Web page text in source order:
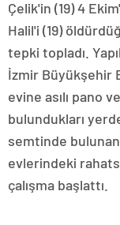
Çelik'in (19) 4
Halil'i (19)
tepki topladı.
İzmir Büyükşehir
evine asılı pano
bulundukları
semtinde
evlerindeki
çalışma başlattı.